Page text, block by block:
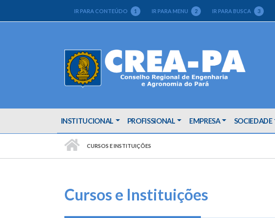
IR PARA CONTEÚDO 1 IR PARA MENU 2 IR PARA BUSCA 3
INSTITUCIONAL PROFISSIONAL EMPRESA SOCIEDADE
CURSOS E INSTITUIÇÕES
Cursos e Instituições